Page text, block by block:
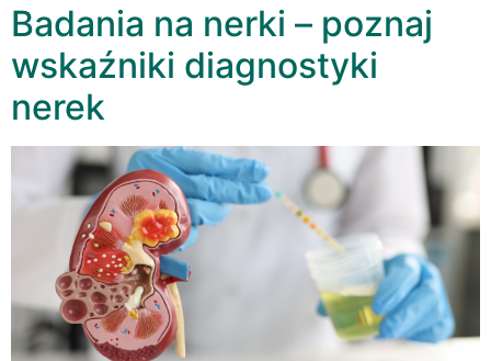
Badania na nerki – poznaj
wskaźniki diagnostyki
nerek